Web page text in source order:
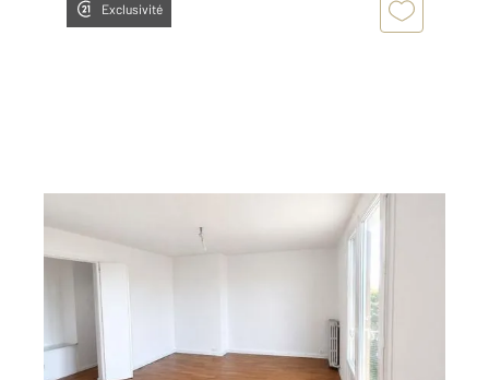
Exclusivité
MAISONS LAFFITTE 78
, 3 pièces
Ref : 18936
Appartement à louer
1 410 €
par mois charges comprises